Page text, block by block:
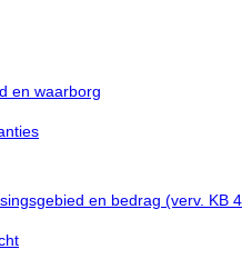
en waarborg
en bedrag (verv.